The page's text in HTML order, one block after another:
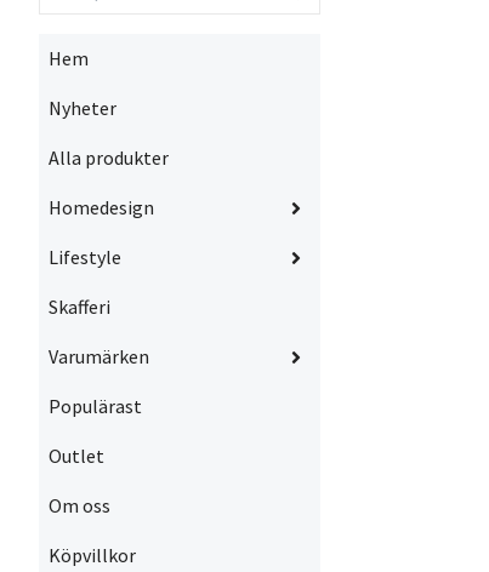
Hem
Nyheter
Alla produkter
Homedesign
Lifestyle
Skafferi
Varumärken
Populärast
Outlet
Om oss
Köpvillkor